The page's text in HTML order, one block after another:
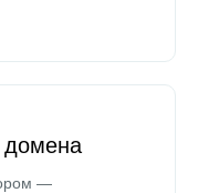
домена
—